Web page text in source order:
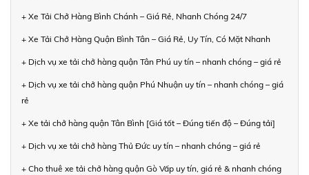
+ Xe Tải Chở Hàng Bình Chánh – Giá Rẻ, Nhanh Chóng 24/7
+ Xe Tải Chở Hàng Quận Bình Tân – Giá Rẻ, Uy Tín, Có Mặt Nhanh
+ Dịch vụ xe tải chở hàng quận Tân Phú uy tín – nhanh chóng – giá rẻ
+ Dịch vụ xe tải chở hàng quận Phú Nhuận uy tín – nhanh chóng – giá
rẻ
+ Xe tải chở hàng quận Tân Bình [Giá tốt – Đúng tiến độ – Đúng tải]
+ Dịch vụ xe tải chở hàng Thủ Đức uy tín – nhanh chóng – giá rẻ
+ Cho thuê xe tải chở hàng quận Gò Vấp uy tín, giá rẻ & nhanh chóng